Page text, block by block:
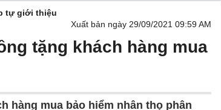
tự giới thiệu
Xuất bản ngày 29/09/2021 09:59 AM
tặng khách hàng mua
hàng mua bảo hiểm nhân thọ phân